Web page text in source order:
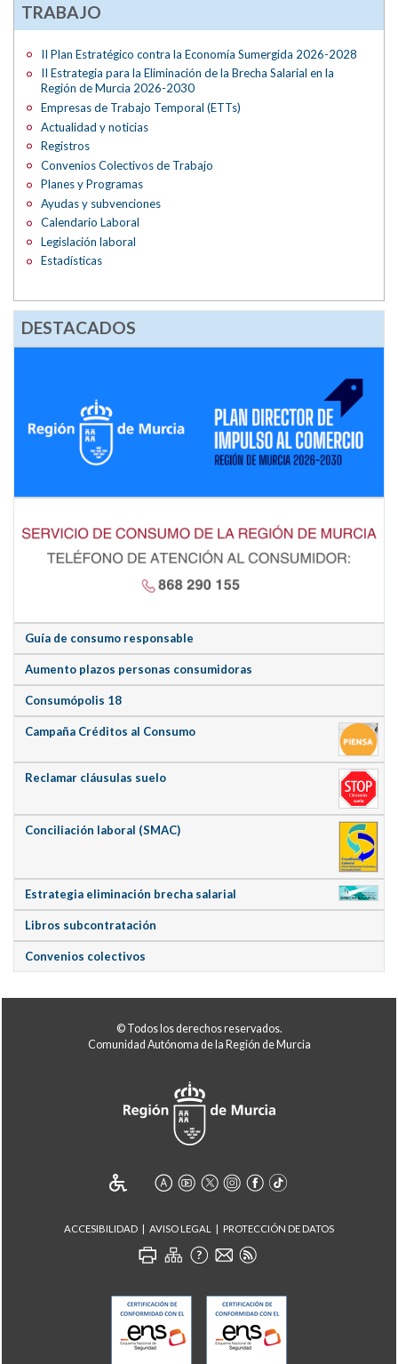
TRABAJO
II Plan Estratégico contra la Economía Sumergida 2026-2028
II Estrategia para la Eliminación de la Brecha Salarial en la
Región de Murcia 2026-2030
Empresas de Trabajo Temporal (ETTs)
Actualidad y noticias
Registros
Convenios Colectivos de Trabajo
Planes y Programas
Ayudas y subvenciones
Calendario Laboral
Legislación laboral
Estadísticas
DESTACADOS
Guía de consumo responsable
Aumento plazos personas consumidoras
Consumópolis 18
Campaña Créditos al Consumo
Reclamar cláusulas suelo
Conciliación laboral (SMAC)
Estrategia eliminación brecha salarial
Libros subcontratación
Convenios colectivos
© Todos los derechos reservados.
Comunidad Autónoma de la Región de Murcia
ACCESIBILIDAD AVISO LEGAL PROTECCIÓN DE DATOS